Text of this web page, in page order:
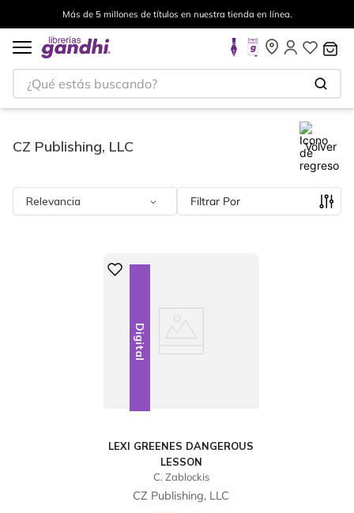
Más de 5 millones de títulos en nuestra tienda en línea.
¿Qué estás buscando?
CZ Publishing, LLC Volver
Relevancia Filtrar
Digital
LEXI GREENES DANGEROUS
LESSON
C. Zablockis
CZ Publishing, LLC